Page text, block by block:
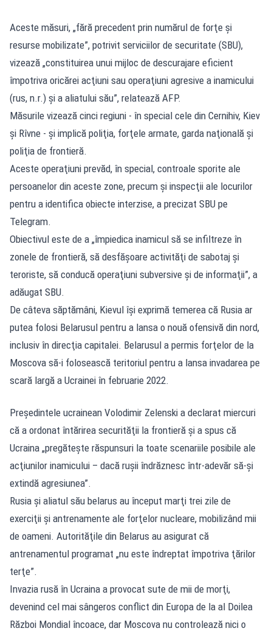
Aceste măsuri, „fără precedent prin numărul de forţe şi
resurse mobilizate”, potrivit serviciilor de securitate (SBU),
vizează „constituirea unui mijloc de descurajare eficient
împotriva oricărei acţiuni sau operaţiuni agresive a inamicului
(rus, n.r.) şi a aliatului său”, relatează AFP.
Măsurile vizează cinci regiuni - în special cele din Cernihiv, Kiev
şi Rîvne - și implică poliţia, forţele armate, garda naţională şi
poliţia de frontieră.
Aceste operaţiuni prevăd, în special, controale sporite ale
persoanelor din aceste zone, precum şi inspecţii ale locurilor
pentru a identifica obiecte interzise, a precizat SBU pe
Telegram.
Obiectivul este de a „împiedica inamicul să se infiltreze în
zonele de frontieră, să desfăşoare activităţi de sabotaj şi
teroriste, să conducă operaţiuni subversive şi de informaţii”, a
adăugat SBU.
De câteva săptămâni, Kievul îşi exprimă temerea că Rusia ar
putea folosi Belarusul pentru a lansa o nouă ofensivă din nord,
inclusiv în direcţia capitalei. Belarusul a permis forţelor de la
Moscova să-i folosească teritoriul pentru a lansa invadarea pe
scară largă a Ucrainei în februarie 2022.
Preşedintele ucrainean Volodimir Zelenski a declarat miercuri
că a ordonat întărirea securităţii la frontieră şi a spus că
Ucraina „pregăteşte răspunsuri la toate scenariile posibile ale
acţiunilor inamicului – dacă ruşii îndrăznesc într-adevăr să-şi
extindă agresiunea”.
Rusia şi aliatul său belarus au început marţi trei zile de
exerciţii şi antrenamente ale forţelor nucleare, mobilizând mii
de oameni. Autorităţile din Belarus au asigurat că
antrenamentul programat „nu este îndreptat împotriva ţărilor
terţe”.
Invazia rusă în Ucraina a provocat sute de mii de morţi,
devenind cel mai sângeros conflict din Europa de la al Doilea
Război Mondial încoace, dar Moscova nu controlează nici o